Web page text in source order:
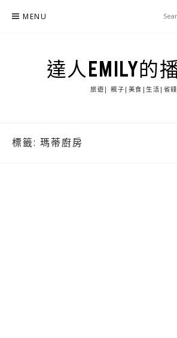
MENU
達人EMILY的
旅遊| 親子|美食|生活|省錢
標籤: 瑪蒂廚房